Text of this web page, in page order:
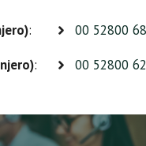
:
00 52800
: 00 52800